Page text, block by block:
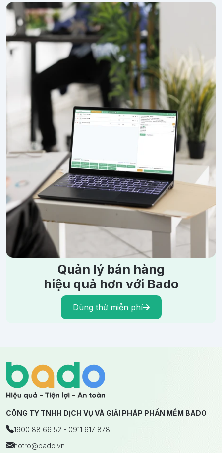
Quản lý bán hàng
hiệu quả hơn với Bado
Dùng thử miễn phí
CÔNG TY TNHH DỊCH VỤ VÀ GIẢI PHÁP PHẦN MỀM BADO
1900 88 66 52 - 0911 617 878
hotro@bado.vn